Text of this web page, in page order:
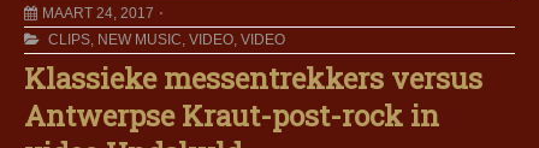
MAART 24, 2017
CLIPS, NEW MUSIC, VIDEO, VIDEO
Klassieke messentrekkers versus
Antwerpse Kraut-post-rock in